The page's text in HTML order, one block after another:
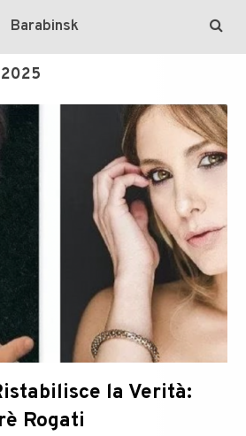
Barabinsk
2025
la Verità:
Rogati